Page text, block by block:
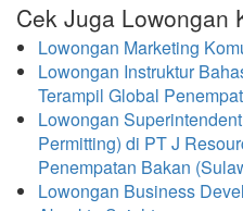
Cek Juga Lowongan
Lowongan Marketing
Lowongan Instruktur
Terampil Global
Lowongan
Permitting) di PT J
Penempatan Bakan
Lowongan Business